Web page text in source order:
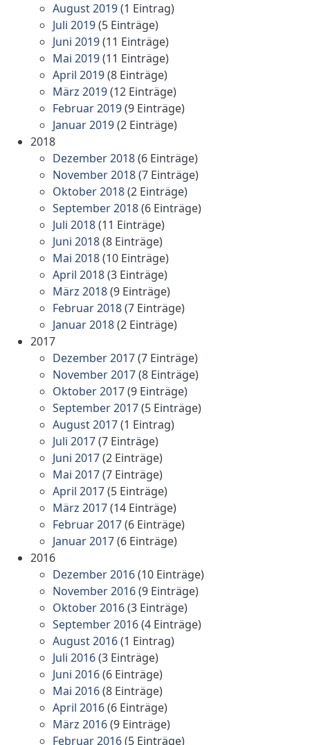
August 2019(1 Eintrag)
Juli 2019(5 Einträge)
Juni 2019(11 Einträge)
Mai 2019(11 Einträge)
April 2019(8 Einträge)
März 2019(12 Einträge)
Februar 2019(9 Einträge)
Januar 2019(2 Einträge)
2018
Dezember 2018(6 Einträge)
November 2018(7 Einträge)
Oktober 2018(2 Einträge)
September 2018(6 Einträge)
Juli 2018(11 Einträge)
Juni 2018(8 Einträge)
Mai 2018(10 Einträge)
April 2018(3 Einträge)
März 2018(9 Einträge)
Februar 2018(7 Einträge)
Januar 2018(2 Einträge)
2017
Dezember 2017(7 Einträge)
November 2017(8 Einträge)
Oktober 2017(9 Einträge)
September 2017(5 Einträge)
August 2017(1 Eintrag)
Juli 2017(7 Einträge)
Juni 2017(2 Einträge)
Mai 2017(7 Einträge)
April 2017(5 Einträge)
März 2017(14 Einträge)
Februar 2017(6 Einträge)
Januar 2017(6 Einträge)
2016
Dezember 2016(10 Einträge)
November 2016(9 Einträge)
Oktober 2016(3 Einträge)
September 2016(4 Einträge)
August 2016(1 Eintrag)
Juli 2016(3 Einträge)
Juni 2016(6 Einträge)
Mai 2016(8 Einträge)
April 2016(6 Einträge)
März 2016(9 Einträge)
Februar 2016(5 Einträge)